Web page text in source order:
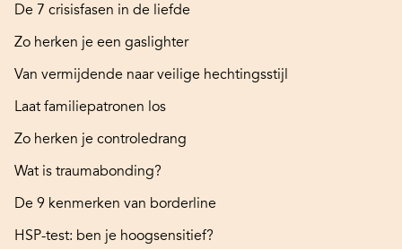
De 7 crisisfasen in de liefde
Zo herken je een gaslighter
Van vermijdende naar veilige hechtingsstijl
Laat familiepatronen los
Zo herken je controledrang
Wat is traumabonding?
De 9 kenmerken van borderline
HSP-test: ben je hoogsensitief?